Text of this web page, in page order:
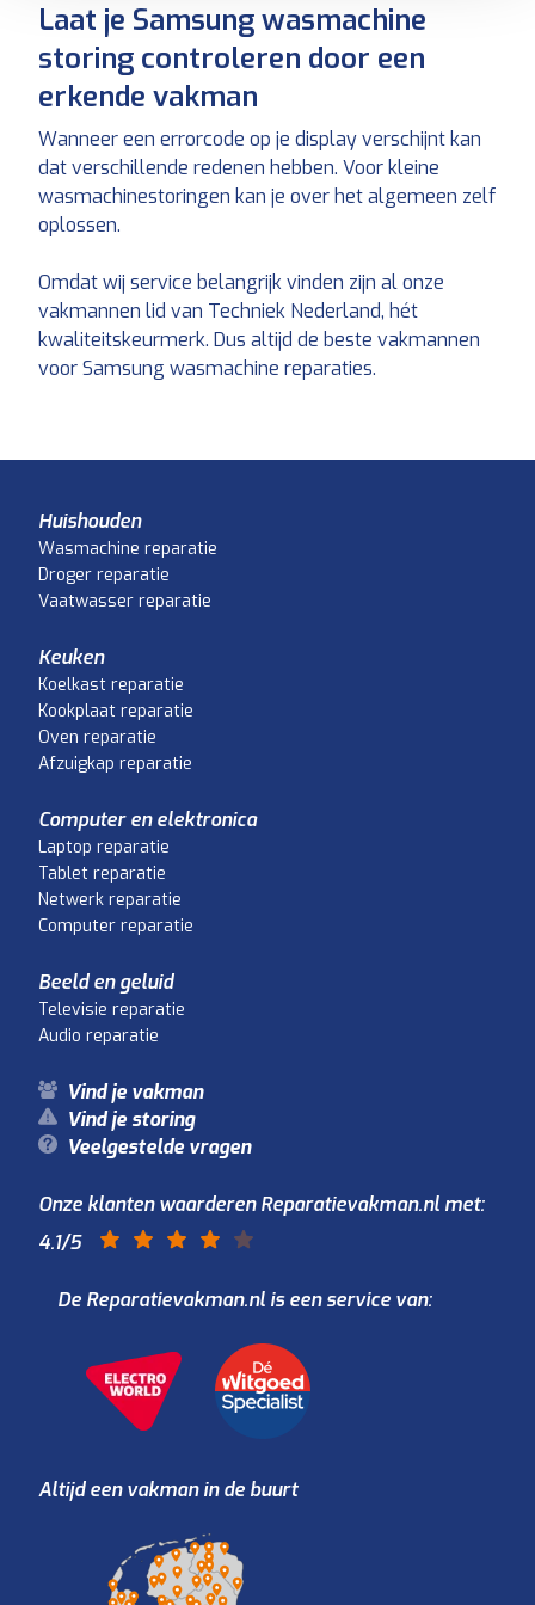
Laat je Samsung wasmachine
storing controleren door een
erkende vakman
Wanneer een errorcode op je display verschijnt kan
dat verschillende redenen hebben. Voor kleine
wasmachinestoringen kan je over het algemeen zelf
oplossen.
Omdat wij service belangrijk vinden zijn al onze
vakmannen lid van Techniek Nederland, hét
kwaliteitskeurmerk. Dus altijd de beste vakmannen
voor Samsung wasmachine reparaties.
Huishouden
Wasmachine reparatie
Droger reparatie
Vaatwasser reparatie
Keuken
Koelkast reparatie
Kookplaat reparatie
Oven reparatie
Afzuigkap reparatie
Computer en elektronica
Laptop reparatie
Tablet reparatie
Netwerk reparatie
Computer reparatie
Beeld en geluid
Televisie reparatie
Audio reparatie
Vind je vakman
Vind je storing
Veelgestelde vragen
Onze klanten waarderen Reparatievakman.nl met:
4.1/5
De Reparatievakman.nl is een service van:
Altijd een vakman in de buurt